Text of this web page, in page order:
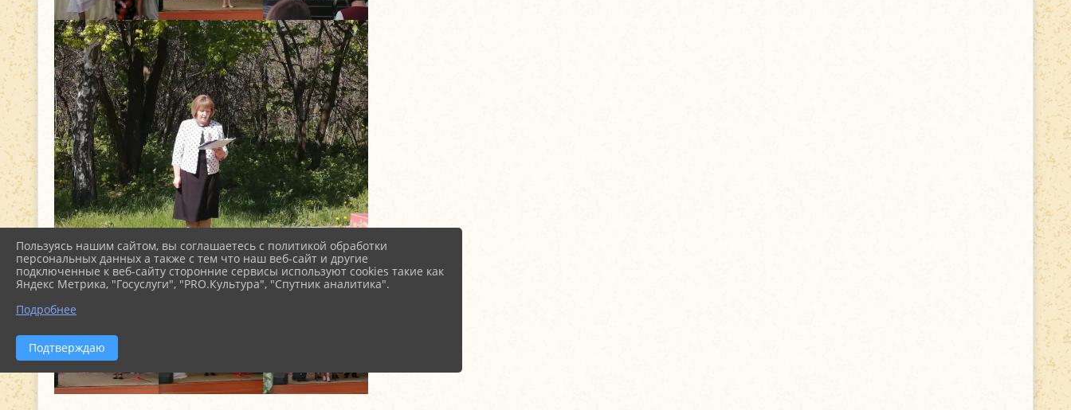
Пользуясь нашим сайтом, вы соглашаетесь с политикой обработки
персональных данных а также с тем что наш веб-сайт и другие
подключенные к веб-сайту сторонние сервисы используют cookies такие как
Яндекс Метрика, "Госуслуги", "PRO.Культура", "Спутник аналитика".
Подробнее
Подтверждаю